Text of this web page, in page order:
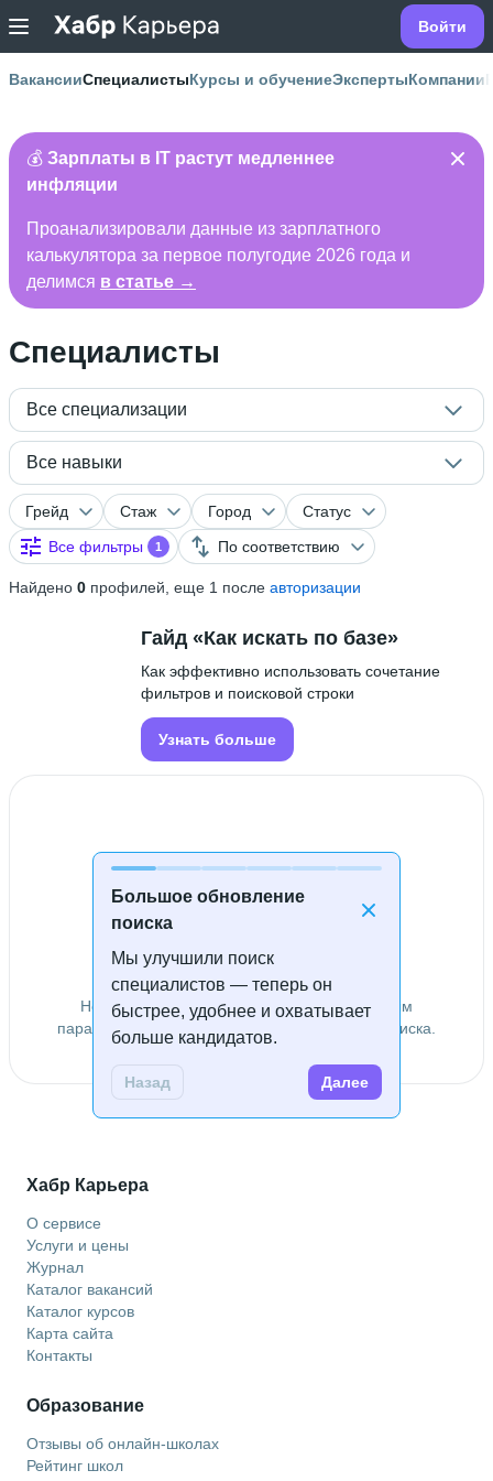
Войти
ВакансииСпециалистыКурсы и обучениеЭкспертыКомпании
💰 Зарплаты в IT растут медленнее
инфляции
Проанализировали данные из зарплатного
калькулятора за первое полугодие 2026 года и
делимся в статье →
Специалисты
Все специализации
Все навыки
Грейд Стаж Город
Статус
Все фильтры
1 По соответствию
Найдено 0 профилей, еще 1 после авторизации
Большое обновление
поиска
Мы улучшили поиск
специалистов — теперь он
быстрее, удобнее и охватывает
больше кандидатов.
Назад Далее
Гайд «Как искать по базе»
Как эффективно использовать сочетание
фильтров и поисковой строки
Узнать больше
Специалисты не найдены
Не удалось найти специалистов по заданным
параметрам. Попробуйте изменить условия поиска.
Хабр Карьера
О сервисе
Услуги и цены
Журнал
Каталог вакансий
Каталог курсов
Карта сайта
Контакты
Образование
Отзывы об онлайн-школах
Рейтинг школ